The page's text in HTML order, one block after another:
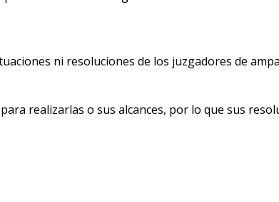
ni resoluciones de los juzgadores de
realizarlas o sus alcances, por lo que sus